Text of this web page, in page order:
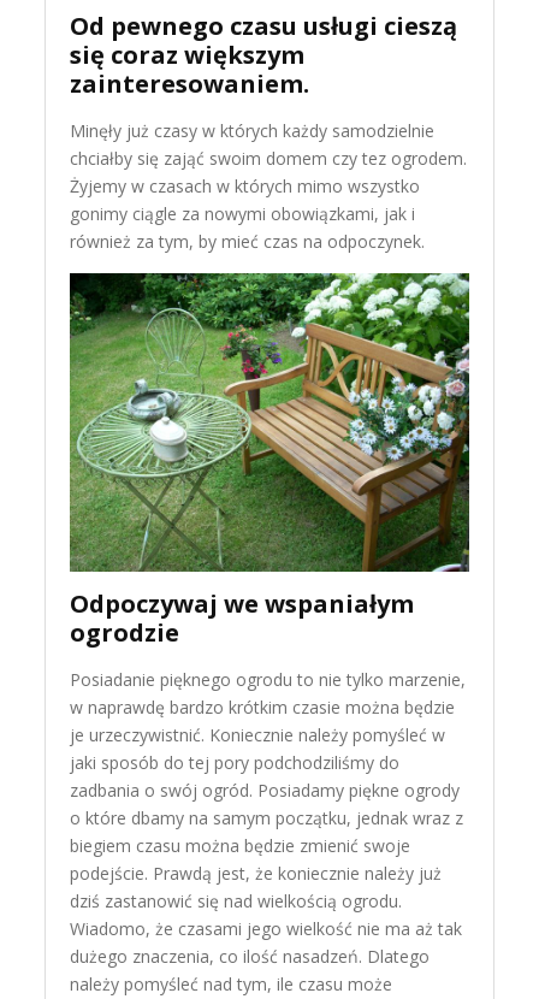
Od pewnego czasu usługi cieszą
się coraz większym
zainteresowaniem.
Minęły już czasy w których każdy samodzielnie
chciałby się zająć swoim domem czy tez ogrodem.
Żyjemy w czasach w których mimo wszystko
gonimy ciągle za nowymi obowiązkami, jak i
również za tym, by mieć czas na odpoczynek.
Odpoczywaj we wspaniałym
ogrodzie
Posiadanie pięknego ogrodu to nie tylko marzenie,
w naprawdę bardzo krótkim czasie można będzie
je urzeczywistnić. Koniecznie należy pomyśleć w
jaki sposób do tej pory podchodziliśmy do
zadbania o swój ogród. Posiadamy piękne ogrody
o które dbamy na samym początku, jednak wraz z
biegiem czasu można będzie zmienić swoje
podejście. Prawdą jest, że koniecznie należy już
dziś zastanowić się nad wielkością ogrodu.
Wiadomo, że czasami jego wielkość nie ma aż tak
dużego znaczenia, co ilość nasadzeń. Dlatego
należy pomyśleć nad tym, ile czasu może